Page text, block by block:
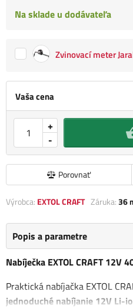
Vaša cena
-
+
Porovnať
Na sklade u dodávateľa
Zvinovací meter
Výrobca: EXTOL CRAFT Záruka:36
Popis a parametre
Nabíječka EXTOL CRAFT 12V
Praktická nabíjačka EXTOL
jednoduché nabíjanie 12V Li-